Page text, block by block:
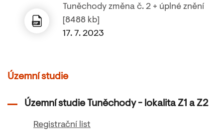
Tuněchody změna č. 2 + úplné znění
[8488 kb]
17. 7. 2023
Územní studie
Územní studie Tuněchody - lokalita Z1 a Z2
Registrační list